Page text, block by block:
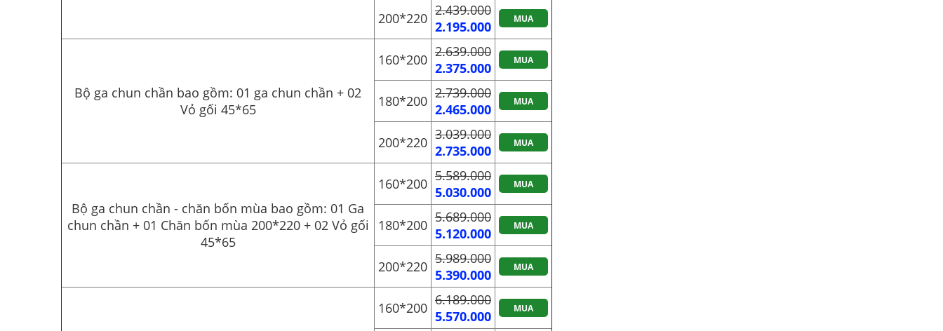
200*220 2.439.000
2.195.000
MUA
Bộ ga chun chần bao gồm: 01 ga chun chần + 02
Vỏ gối 45*65
160*200 2.639.000
2.375.000
MUA
180*200 2.739.000
2.465.000
MUA
200*220 3.039.000
2.735.000
MUA
Bộ ga chun chần - chăn bốn mùa bao gồm: 01 Ga
chun chần + 01 Chăn bốn mùa 200*220 + 02 Vỏ gối
45*65
160*200 5.589.000
5.030.000
MUA
180*200 5.689.000
5.120.000
MUA
200*220 5.989.000
5.390.000
MUA
160*200 6.189.000
5.570.000
MUA